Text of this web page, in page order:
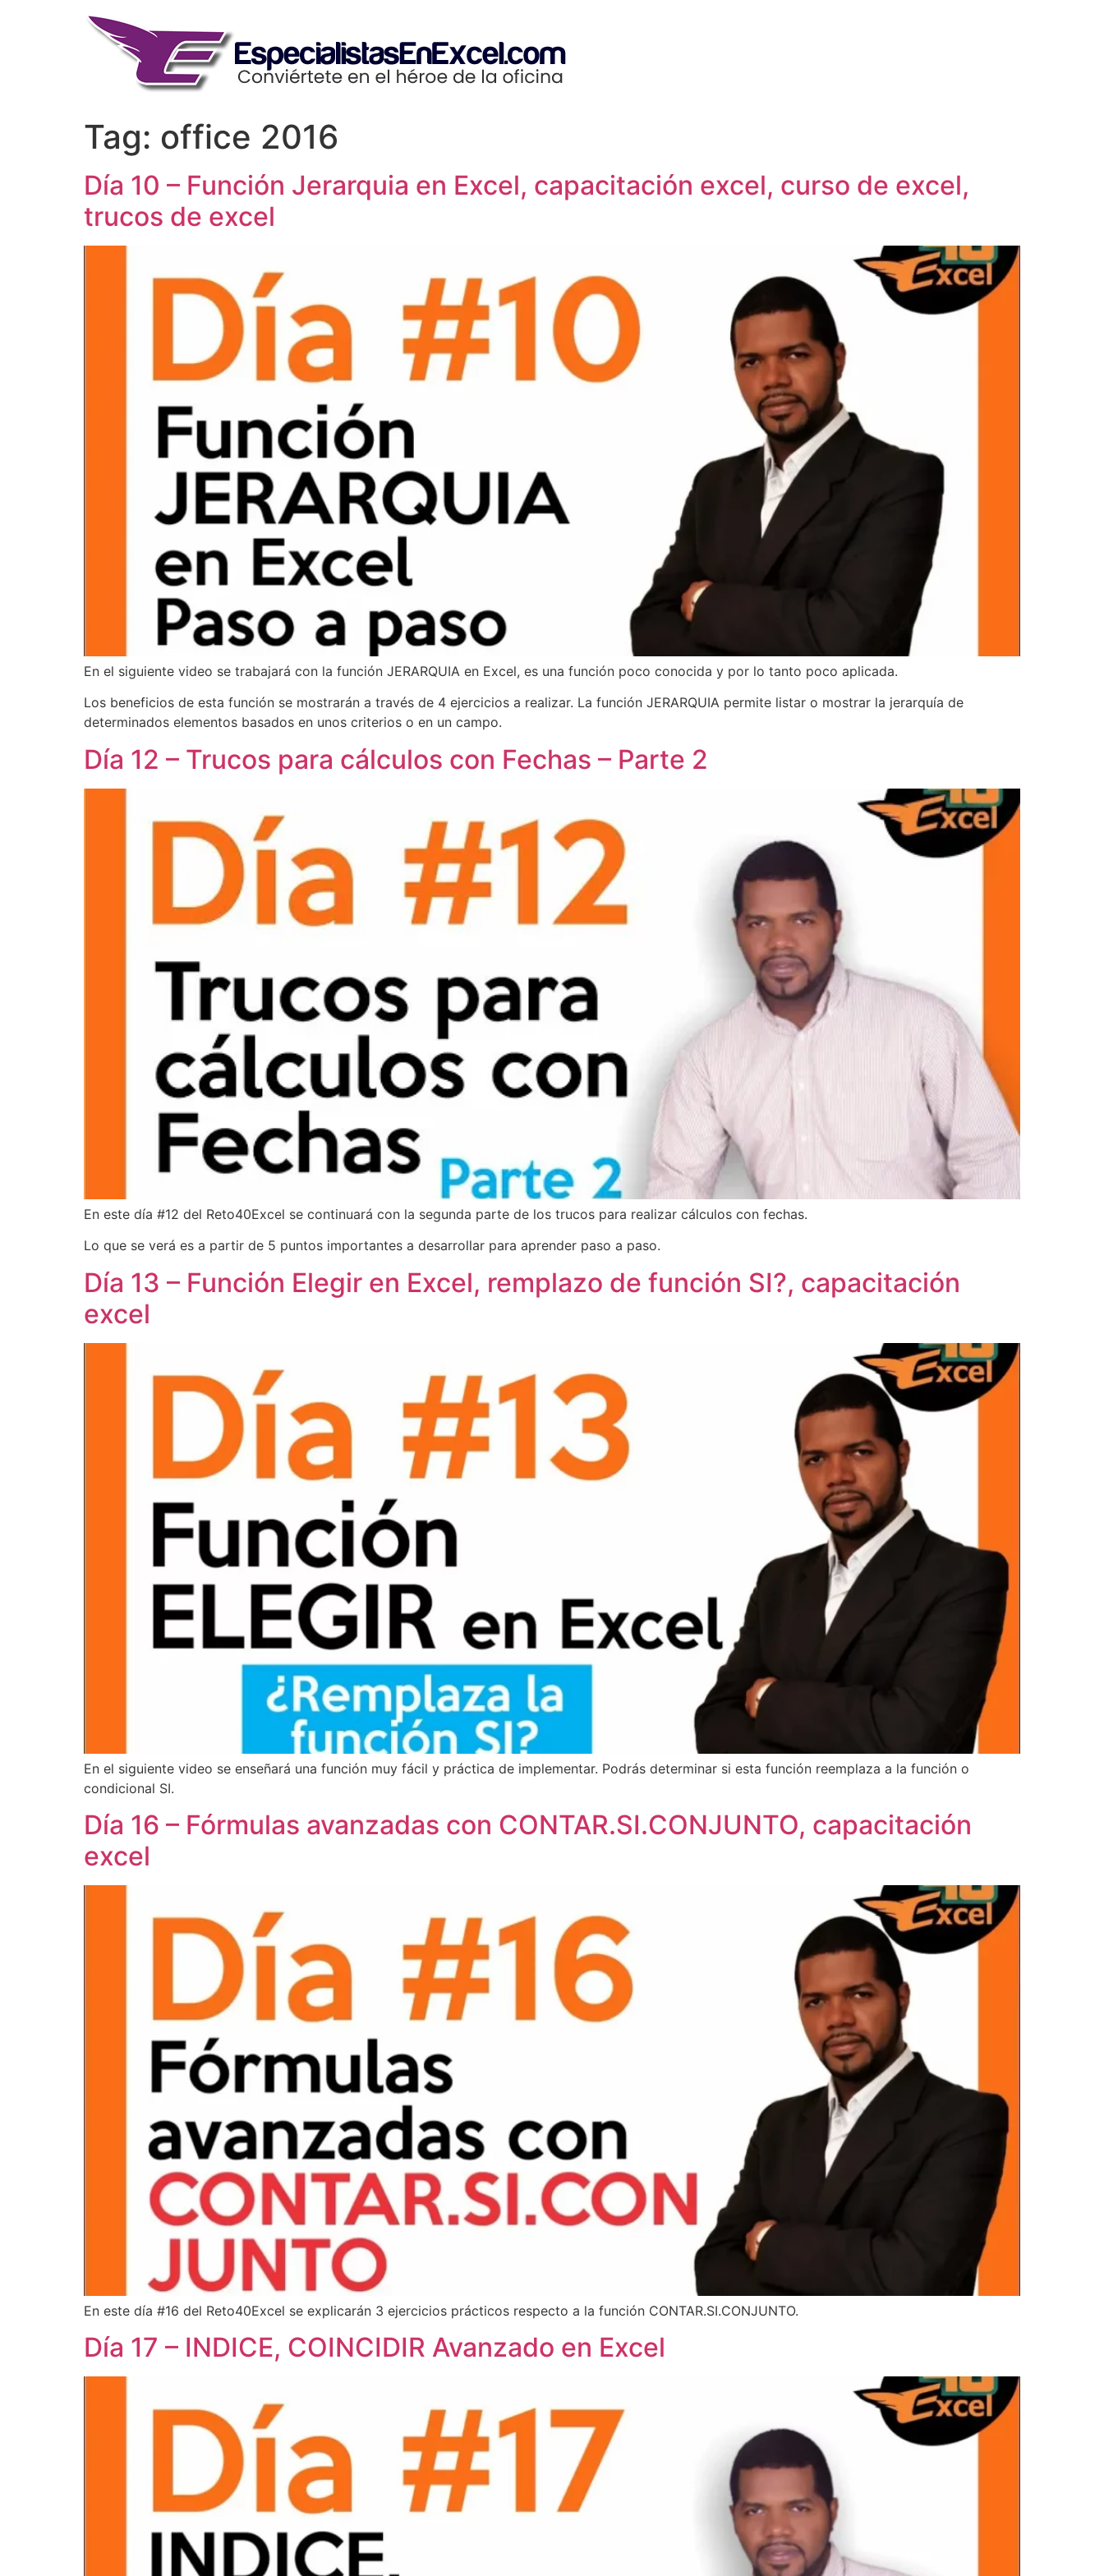
Tag: office 2016
Día 10 – Función Jerarquia en Excel, capacitación excel, curso de excel,
trucos de excel
En el siguiente video se trabajará con la función JERARQUIA en Excel, es una función poco conocida y por lo tanto poco aplicada.
Los beneficios de esta función se mostrarán a través de 4 ejercicios a realizar. La función JERARQUIA permite listar o mostrar la jerarquía de
determinados elementos basados en unos criterios o en un campo.
Día 12 – Trucos para cálculos con Fechas – Parte 2
En este día #12 del Reto40Excel se continuará con la segunda parte de los trucos para realizar cálculos con fechas.
Lo que se verá es a partir de 5 puntos importantes a desarrollar para aprender paso a paso.
Día 13 – Función Elegir en Excel, remplazo de función SI?, capacitación
excel
En el siguiente video se enseñará una función muy fácil y práctica de implementar. Podrás determinar si esta función reemplaza a la función o
condicional SI.
Día 16 – Fórmulas avanzadas con CONTAR.SI.CONJUNTO, capacitación
excel
En este día #16 del Reto40Excel se explicarán 3 ejercicios prácticos respecto a la función CONTAR.SI.CONJUNTO.
Día 17 – INDICE, COINCIDIR Avanzado en Excel